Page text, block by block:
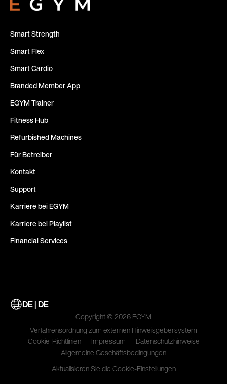
Smart Strength
Smart Flex
Smart Cardio
Branded Member App
EGYM Trainer
Fitness Hub
Refurbished Machines
Für Betreiber
Kontakt
Support
Karriere bei EGYM
Karriere bei Playlist
Financial Services
DE | DE
Copyright © 2026 EGYM
Verfahrensordnung zum externen Hinweisgebersystem
Cookie-Richtlinien
Impressum
Datenschutzhinweise
Allgemeine Geschäftsbedingungen
Aktualisieren Sie die Cookie-Einstellungen